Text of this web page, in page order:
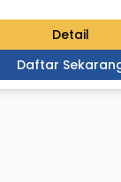
Detail
Daftar
Detail
Daftar